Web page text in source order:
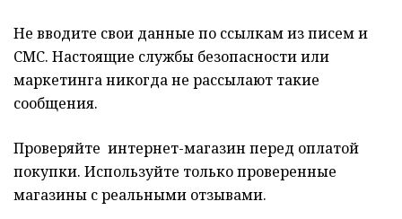
Не вводите свои данные по ссылкам из писем и
СМС. Настоящие службы безопасности или
маркетинга никогда не рассылают такие
сообщения.
Проверяйте интернет-магазин перед оплатой
покупки. Используйте только проверенные
магазины с реальными отзывами.